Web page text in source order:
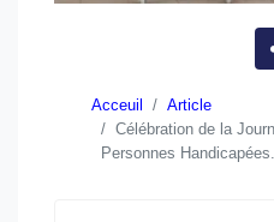
Acceuil
Article
Célébration de la
Personnes Handicapées.